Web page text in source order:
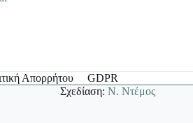
Απορρήτου
GDPR
Σχεδίαση:Ν. Ντέμος